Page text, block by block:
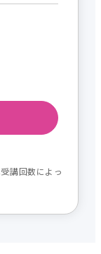
講回数によっ